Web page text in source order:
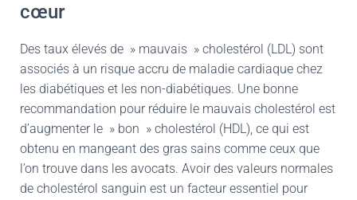
cœur
Des taux élevés de » mauvais » cholestérol (LDL) sont
associés à un risque accru de maladie cardiaque chez
les diabétiques et les non-diabétiques. Une bonne
recommandation pour réduire le mauvais cholestérol est
d’augmenter le » bon » cholestérol (HDL), ce qui est
obtenu en mangeant des gras sains comme ceux que
l’on trouve dans les avocats. Avoir des valeurs normales
de cholestérol sanguin est un facteur essentiel pour